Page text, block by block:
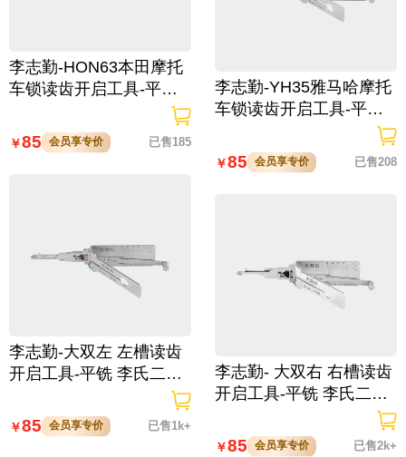
李志勤-HON63本田摩托
车锁读齿开启工具-平铣
￥85 会员享专价 已售185
李志勤-大双左 左槽读齿
开启工具-平铣 李氏二合
￥85 会员享专价 已售1k+
李志勤-YH35雅马哈摩托
车锁读齿开启工具-平铣
￥85 会员享专价 已售208
李志勤- 大双右 右槽读齿
开启工具-平铣 李氏二合
￥85 会员享专价 已售2k+